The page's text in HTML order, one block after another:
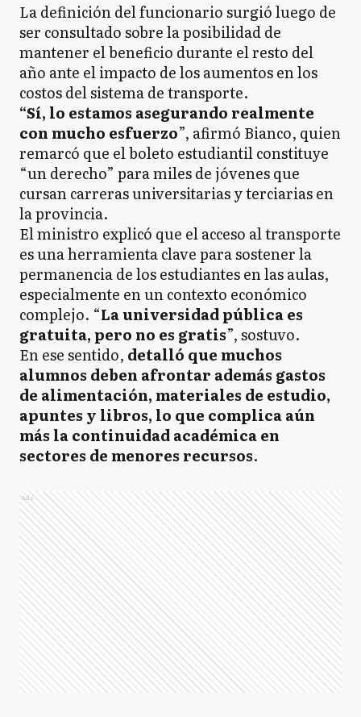
La definición del funcionario surgió luego de
ser consultado sobre la posibilidad de
mantener el beneficio durante el resto del
año ante el impacto de los aumentos en los
costos del sistema de transporte.
“Sí, lo estamos asegurando realmente
con mucho esfuerzo”, afirmó Bianco, quien
remarcó que el boleto estudiantil constituye
“un derecho” para miles de jóvenes que
cursan carreras universitarias y terciarias en
la provincia.
El ministro explicó que el acceso al transporte
es una herramienta clave para sostener la
permanencia de los estudiantes en las aulas,
especialmente en un contexto económico
complejo. “La universidad pública es
gratuita, pero no es gratis”, sostuvo.
En ese sentido, detalló que muchos
alumnos deben afrontar además gastos
de alimentación, materiales de estudio,
apuntes y libros, lo que complica aún
más la continuidad académica en
sectores de menores recursos.
Ads